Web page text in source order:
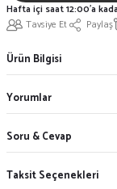
Tavsiye Et Paylaş
Hafta içi saat 12:00'a
Ürün Bilgisi
Yorumlar
Soru & Cevap
Taksit Seçenekleri